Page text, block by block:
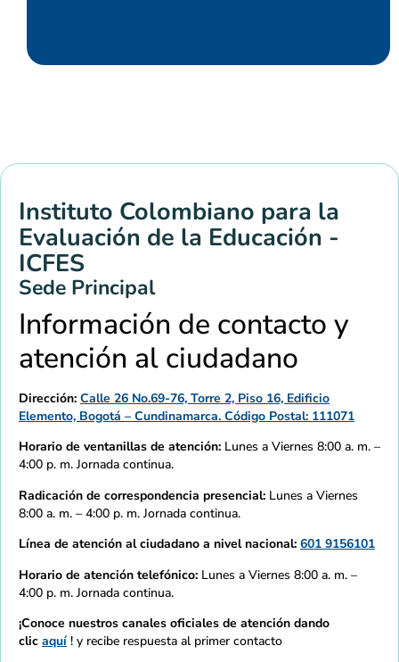
Instituto Colombiano para la
Evaluación de la Educación -
ICFES
Sede Principal
Información de contacto y
atención al ciudadano
Dirección: Calle 26 No.69-76, Torre 2, Piso 16, Edificio
Elemento, Bogotá – Cundinamarca. Código Postal: 111071
Horario de ventanillas de atención: Lunes a Viernes 8:00 a. m. –
4:00 p. m. Jornada continua.
Radicación de correspondencia presencial: Lunes a Viernes
8:00 a. m. – 4:00 p. m. Jornada continua.
Línea de atención al ciudadano a nivel nacional: 601 9156101
Horario de atención telefónico: Lunes a Viernes 8:00 a. m. –
4:00 p. m. Jornada continua.
¡Conoce nuestros canales oficiales de atención dando
clic aquí ! y recibe respuesta al primer contacto